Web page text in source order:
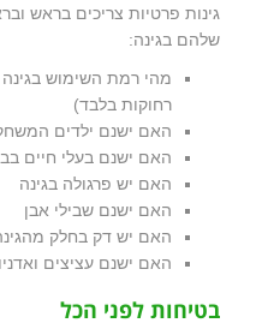
גינות פרטיות צריכים בראש
שלהם בגינה:
מהי רמת השימוש בגינה
רחוקות בלבד)
האם ישנם ילדים
האם ישנם בעלי חיים
האם יש פרגולה בגינה
האם ישנם שבילי אבן
האם יש דק בחלק
האם ישנם עציצים
בטיחות לפני הכל